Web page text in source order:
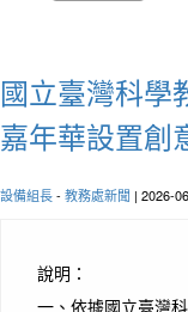
國立臺灣科學
嘉年華設置創
設備組長- 教務處新聞 | 2026-
說明：
一、 依據國立臺灣